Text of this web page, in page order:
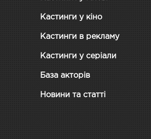
Кастинги у кіно
Кастинги в рекламу
Кастинги у серіали
База акторів
Новини та статті